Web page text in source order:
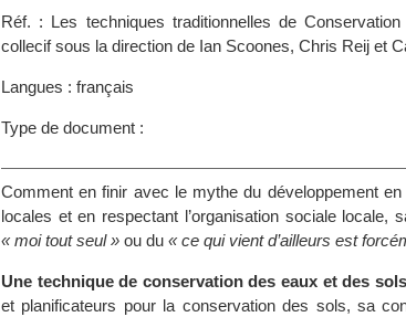
Réf. : Les techniques traditionnelles de
collecif sous la direction de Ian Scoones, Chris Reij et
Langues : français
Type de document :
Comment en finir avec le mythe du développement
locales et en respectant l’organisation sociale
« moi tout seul » ou du « ce qui vient d’ailleurs est
Une technique de conservation des eaux et des
et planificateurs pour la conservation des sols, sa